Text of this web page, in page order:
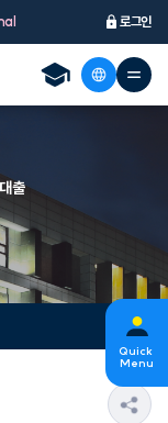
로그인
출
Quick
Menu